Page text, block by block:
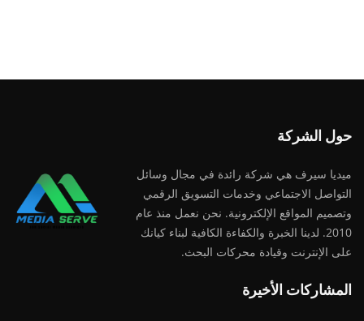
حول الشركة
ميديا ​​سيرف هي شركة رائدة في مجال وسائل
التواصل الاجتماعي وخدمات التسويق الرقمي
وتصميم المواقع الإلكترونية. نحن نعمل منذ عام
2010. لدينا الخبرة والكفاءة الكافية لبناء كيانك
على الإنترنت وقيادة محركات البحث.
المشاركات الأخيرة